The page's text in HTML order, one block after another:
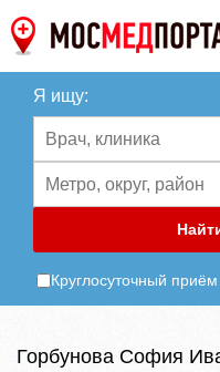
Я ищу:
Круглосуточный приём
Горбунова София